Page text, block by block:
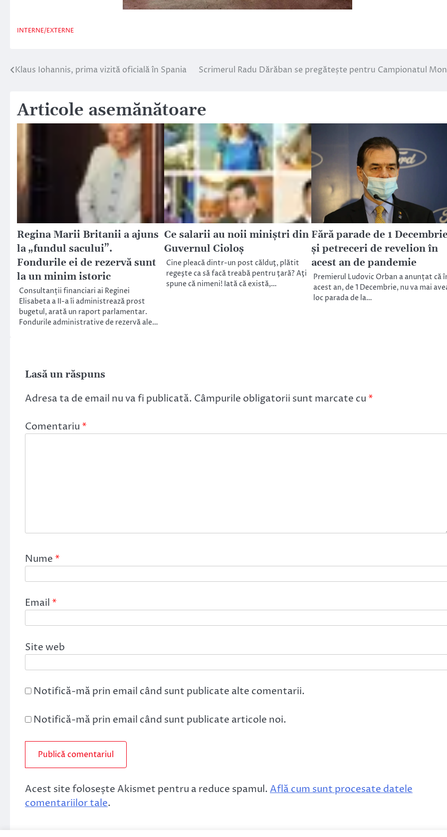
INTERNE/EXTERNE
Navigare
articole
Klaus Iohannis, prima vizită oficială în Spania Scrimerul Radu Dărăban se pregătește pentru Campionatul
Articole asemănătoare
Regina Marii Britanii a ajuns
la „fundul sacului”.
Fondurile ei de rezervă sunt
la un minim istoric
Consultanții financiari ai Reginei
Elisabeta a II-a îi administrează prost
bugetul, arată un raport parlamentar.
Fondurile administrative de rezervă ale…
Ce salarii au noii miniștri din
Guvernul Cioloș
Cine pleacă dintr-un post călduţ, plătit
regeşte ca să facă treabă pentru ţară? Aţi
spune că nimeni! Iată că există,…
Fără parade de 1
și petreceri de revelion în
acest an de pandemie
Premierul Ludovic Orban a anunțat că
acest an, de 1 Decembrie, nu va mai
loc parada de la…
Lasă un răspuns
Adresa ta de email nu va fi publicată. Câmpurile obligatorii sunt marcate cu *
Comentariu *
Nume *
Email *
Site web
Notifică-mă prin email când sunt publicate alte comentarii.
Notifică-mă prin email când sunt publicate articole noi.
Acest site folosește Akismet pentru a reduce spamul. Află cum sunt procesate datele
comentariilor tale.